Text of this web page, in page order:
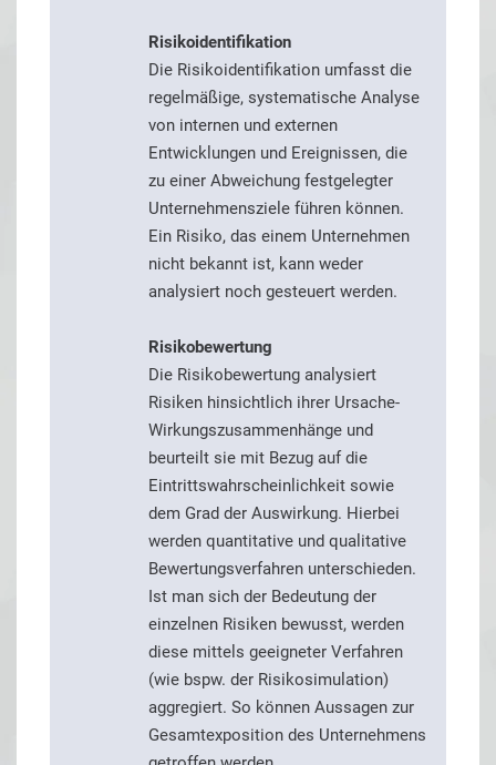
Risikoidentifikation
Die Risikoidentifikation umfasst die
regelmäßige, systematische Analyse
von internen und externen
Entwicklungen und Ereignissen, die
zu einer Abweichung festgelegter
Unternehmensziele führen können.
Ein Risiko, das einem Unternehmen
nicht bekannt ist, kann weder
analysiert noch gesteuert werden.
Risikobewertung
Die Risikobewertung analysiert
Risiken hinsichtlich ihrer Ursache-
Wirkungszusammenhänge und
beurteilt sie mit Bezug auf die
Eintrittswahrscheinlichkeit sowie
dem Grad der Auswirkung. Hierbei
werden quantitative und qualitative
Bewertungsverfahren unterschieden.
Ist man sich der Bedeutung der
einzelnen Risiken bewusst, werden
diese mittels geeigneter Verfahren
(wie bspw. der Risikosimulation)
aggregiert. So können Aussagen zur
Gesamtexposition des Unternehmens